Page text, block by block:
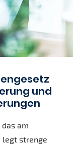
und
das am
legt strenge